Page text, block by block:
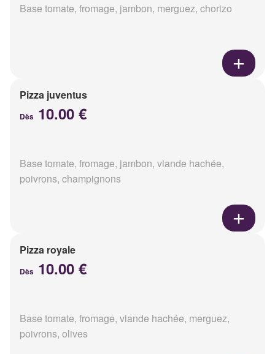
Base tomate, fromage, jambon, merguez, chorizo
Pizza juventus
Dès 10.00 €
Base tomate, fromage, jambon, viande hachée,
poivrons, champignons
Pizza royale
Dès 10.00 €
Base tomate, fromage, viande hachée, merguez,
poivrons, olives